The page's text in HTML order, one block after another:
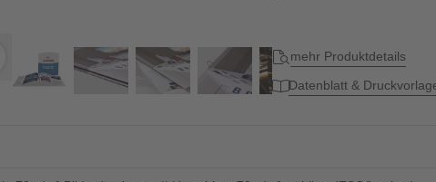
mehr Produktdetails
Datenblatt &